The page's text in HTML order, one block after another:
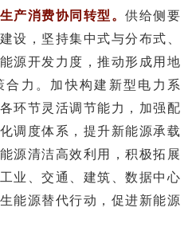
产消费协同转型。供给侧要
设，坚持集中式与分布式、
源开发力度，推动形成用地
合力。加快构建新型电力系
环节灵活调节能力，加强配
调度体系，提升新能源承载
源清洁高效利用，积极拓展
业、交通、建筑、数据中心
能源替代行动，促进新能源